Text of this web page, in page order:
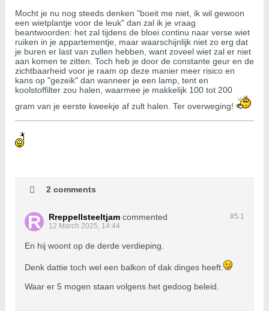
Mocht je nu nog steeds denken "boeit me niet, ik wil gewoon
een wietplantje voor de leuk" dan zal ik je vraag
beantwoorden: het zal tijdens de bloei continu naar verse wiet
ruiken in je appartementje, maar waarschijnlijk niet zo erg dat
je buren er last van zullen hebben, want zoveel wiet zal er niet
aan komen te zitten. Toch heb je door de constante geur en de
zichtbaarheid voor je raam op deze manier meer risico en
kans op "gezeik" dan wanneer je een lamp, tent en
koolstoffilter zou halen, waarmee je makkelijk 100 tot 200
gram van je eerste kweekje af zult halen. Ter overweging!
2 comments
#5.1
Rreppellsteeltjam commented
12 March 2025, 14:44
En hij woont op de derde verdieping.
Denk dattie toch wel een balkon of dak dinges heeft.
Waar er 5 mogen staan volgens het gedoog beleid.